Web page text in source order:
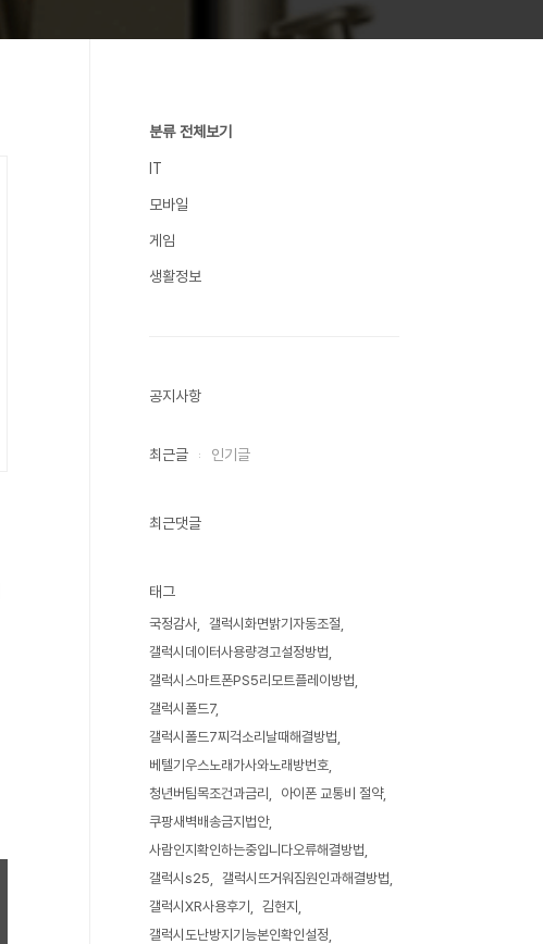
분류 전체보기
IT
모바일
게임
생활정보
공지사항
최근글 인기글
최근댓글
태그
국정감사
갤럭시화면밝기자동조절
갤럭시데이터사용량경고설정방법
갤럭시스마트폰PS5리모트플레이방법
갤럭시폴드7
갤럭시폴드7찌걱소리날때해결방법
베텔기우스노래가사와노래방번호
청년버팀목조건과금리
아이폰 교통비 절약
쿠팡새벽배송금지법안
사람인지확인하는중입니다오류해결방법
갤럭시s25
갤럭시뜨거워짐원인과해결방법
갤럭시XR사용후기
김현지
갤럭시도난방지기능본인확인설정